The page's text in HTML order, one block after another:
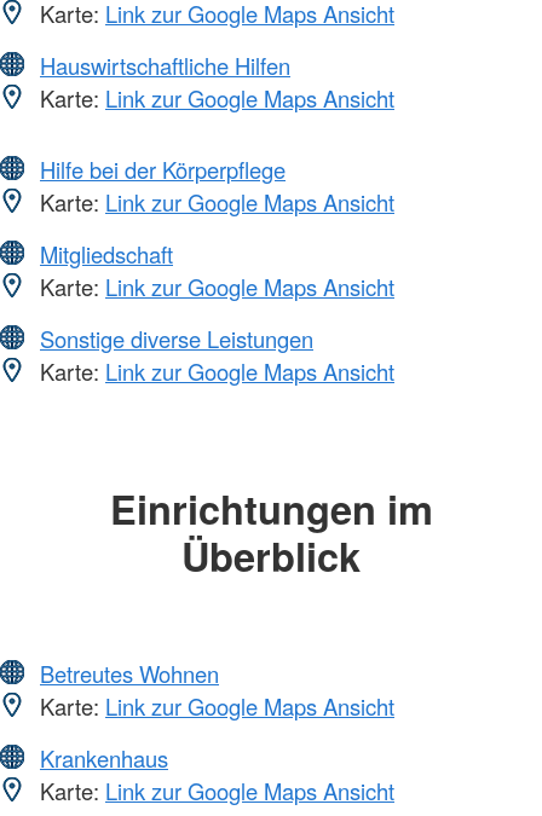
Karte: Link zur Google Maps Ansicht
Hauswirtschaftliche Hilfen
Karte: Link zur Google Maps Ansicht
Hilfe bei der Körperpflege
Karte: Link zur Google Maps Ansicht
Mitgliedschaft
Karte: Link zur Google Maps Ansicht
Sonstige diverse Leistungen
Karte: Link zur Google Maps Ansicht
Einrichtungen im
Überblick
Betreutes Wohnen
Karte: Link zur Google Maps Ansicht
Krankenhaus
Karte: Link zur Google Maps Ansicht